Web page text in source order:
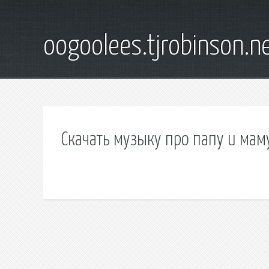
Скачать музыку про папу и